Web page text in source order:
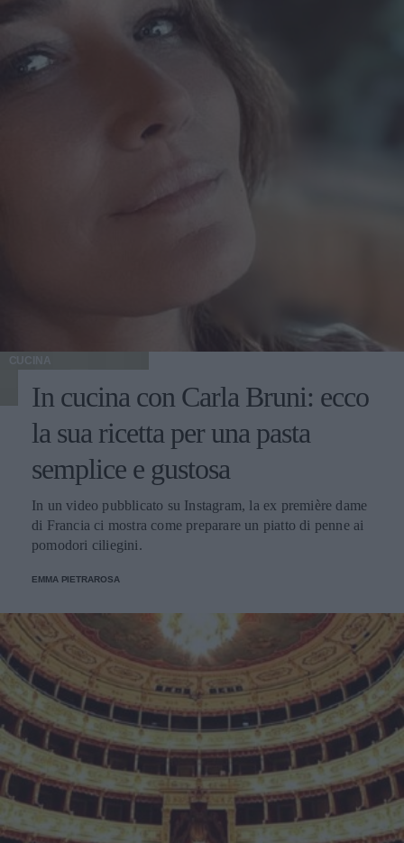
CUCINA
In cucina con Carla Bruni: ecco
la sua ricetta per una pasta
semplice e gustosa
In un video pubblicato su Instagram, la ex première dame
di Francia ci mostra come preparare un piatto di penne ai
pomodori ciliegini.
EMMA PIETRAROSA